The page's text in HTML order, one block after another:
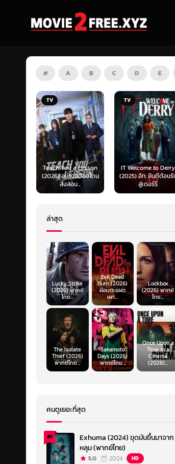
# A B C D E
TV
IT Welcome to Derry
(2025) อิท: ยินดีต้อนรับ
สู่เดอร์รี่
HD
Beyond Sasquatch
(2026) พากย์ไทย 1X
ล่าสุด
Lucky Strike
(2026) พากย์
ไทย...
Evil Dead
Burn (2026)
ผีอมตะแผด
เผา...
Lockbox
(2026) พากย์
ไทย...
The Isolate
Thief (2026)
พากย์ไทย...
Sakamoto
Days (2026)
พากย์ไทย...
Once Upon a
Time in a
Cinema
(2026)...
คนดูเยอะที่สุด
#1
Exhuma (2024) ขุดมันขึ้นมาจาก
หลุม (พากย์ไทย)
5.0 2024 HD